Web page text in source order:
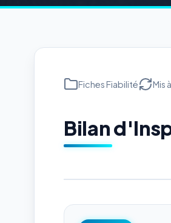
Fiches Fiabilité Mis
Bilan